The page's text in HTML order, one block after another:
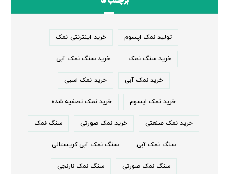
تولید نمک اپسوم خرید اینترنتی نمک
خرید سنگ نمک خرید سنگ نمک آبی
خرید نمک آبی خرید نمک اسبی
خرید نمک اپسوم خرید نمک تصفیه شده
خرید نمک صنعتی خرید نمک صورتی سنگ نمک
سنگ نمک آبی سنگ نمک آبی کریستالی
سنگ نمک صورتی سنگ نمک نارنجی